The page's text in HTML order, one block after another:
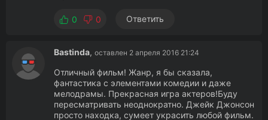
0 0 Ответить
Bastinda, оставлен 2 апреля 2016 21:24
Отличный фильм! Жанр, я бы сказала,
фантастика с элементами комедии и даже
мелодрамы. Прекрасная игра актеров!Буду
пересматривать неоднократно. Джейк Джонсон
просто находка, сумеет украсить любой фильм.